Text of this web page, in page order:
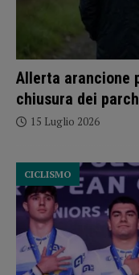
Allerta arancione
chiusura dei
15 Luglio 2026
CICLISMO